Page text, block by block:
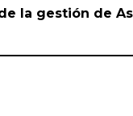
la gestión de